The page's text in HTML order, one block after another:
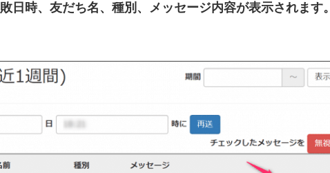
日時、友だち名、種別、メッセージ内容が表示されます。